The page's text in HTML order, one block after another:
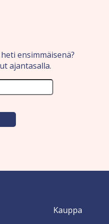
ensimmäisenä?
ajantasalla.
Kauppa